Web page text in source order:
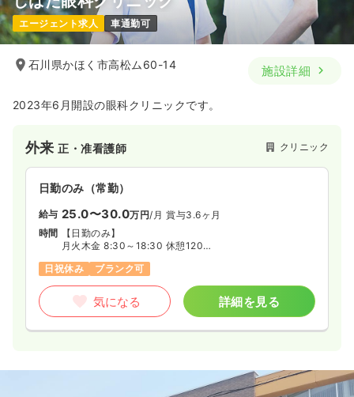
エージェント求人 車通勤可
石川県かほく市高松ム60-14 施設詳細
2023年6月開設の眼科クリニックです。
外来正・准看護師 クリニック
日勤のみ（常勤）
給与 25.0〜30.0万円/月 賞与3.6ヶ月
時間
【日勤のみ】
月火木金 8:30～18:30 休憩120分
日祝休み
ブランク可
気になる 詳細を見る